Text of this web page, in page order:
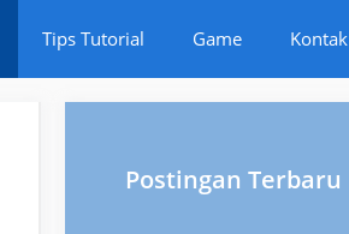
Tips Tutorial Game Kontak
Postingan Terbaru